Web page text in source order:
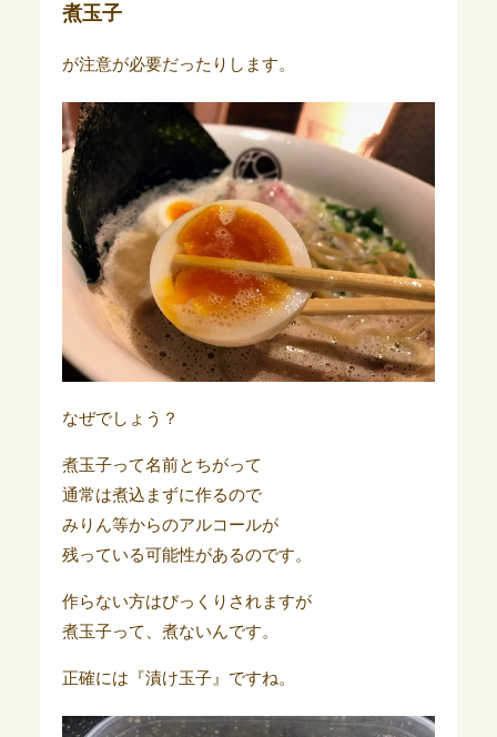
煮玉子
が注意が必要だったりします。
なぜでしょう？
煮玉子って名前とちがって
通常は煮込まずに作るので
みりん等からのアルコールが
残っている可能性があるのです。
作らない方はびっくりされますが
煮玉子って、煮ないんです。
正確には『漬け玉子』ですね。